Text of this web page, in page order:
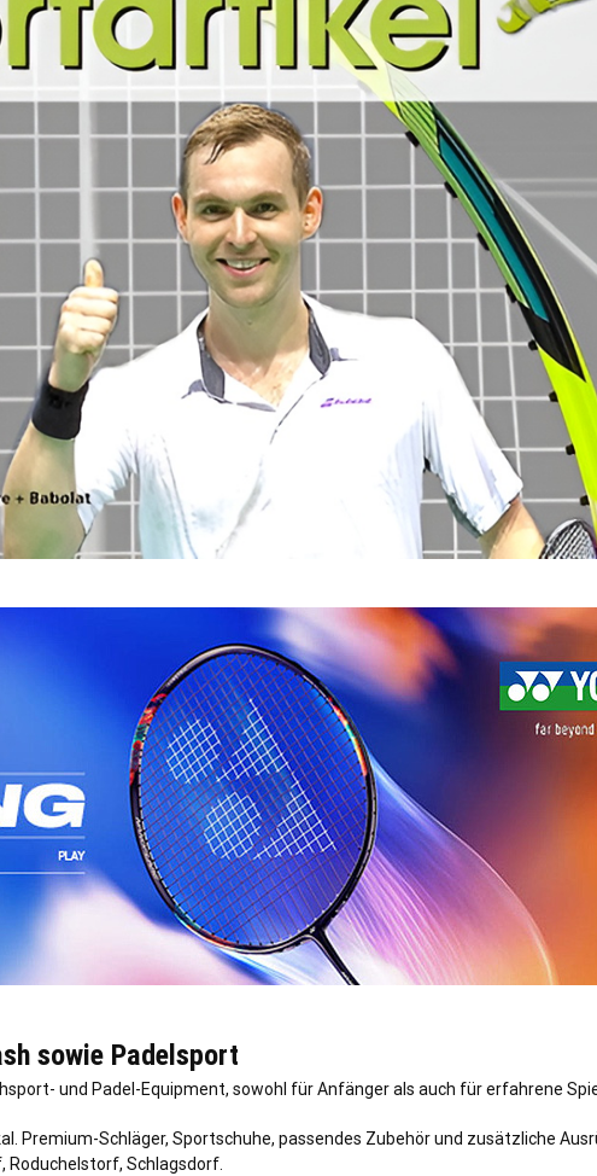
sowie Padelsport
und Padel-Equipment, sowohl für Anfänger als auch für erfahrene
Premium-Schläger, Sportschuhe, passendes Zubehör und zusätzliche
, Roduchelstorf, Schlagsdorf